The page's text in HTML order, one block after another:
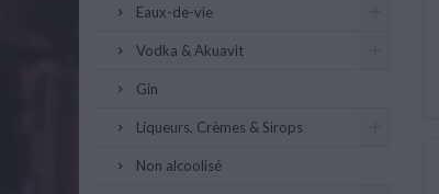
Eaux-de-vie
Vodka & Akuavit
Gin
Liqueurs, Crèmes & Sirops
Non alcoolisé